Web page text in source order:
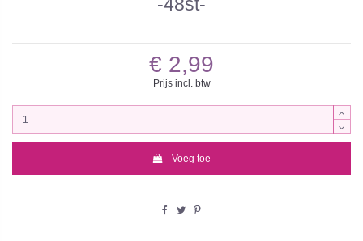
€ 2,99
Prijs incl. btw
Voeg toe